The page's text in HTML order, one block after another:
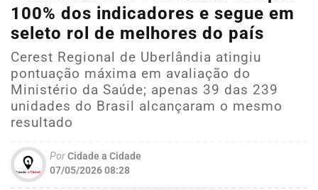
100% dos indicadores e segue em
seleto rol de melhores do país
Cerest Regional de Uberlândia atingiu
pontuação máxima em avaliação do
Ministério da Saúde; apenas 39 das 239
unidades do Brasil alcançaram o mesmo
resultado
PorCidade a Cidade
07/05/2026 08:28